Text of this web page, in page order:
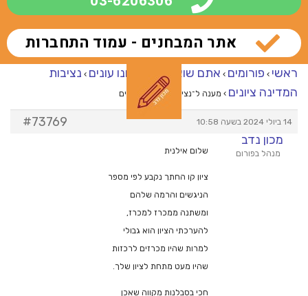
אתר המבחנים - עמוד התחברות
ראשי › פורומים › אתם שואלים – אנחנו עונים › נציבות
המדינה ציונים › מענה ל־נציבות המדינה ציונים
14 ביולי 2024 בשעה 10:58
#73769
מכון נדב
מנהל בפורום שלום אילנית
ציון קו החתך נקבע לפי מספר
הניגשים והרמה שלהם
ומשתנה ממכרז למכרז,
להערכתי הציון הוא גבולי
למרות שהיו מכרזים לרכזות
שהיו מעט מתחת לציון שלך.
חכי בסבלנות מקווה שאכן